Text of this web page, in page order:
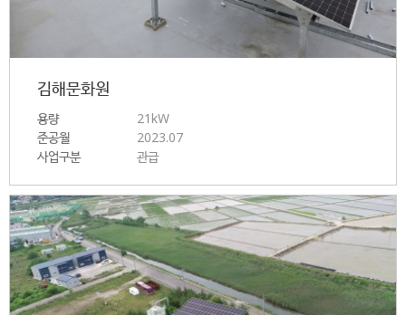
김해문화원
용량
21kW
준공월
2023.07
사업구분
관급